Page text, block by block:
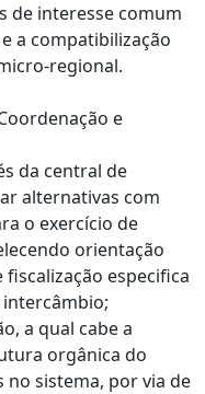
de interesse comum
a compatibilização
regional.
e
da central de
alternativas com
o exercício de
orientação
especifica
a qual cabe a
orgânica do
sistema, por via de